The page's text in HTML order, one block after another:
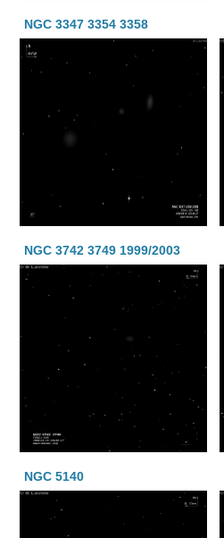
NGC 3347 3354 3358
NGC 3742 3749 1999/2003
NGC 5140